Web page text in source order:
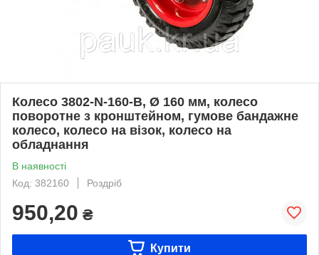
Колесо 3802-N-160-B, Ø 160 мм, колесо
поворотне з кронштейном, гумове бандажне
колесо, колесо на візок, колесо на
обладнання
В наявності
Код: 382160
Роздріб
950,20 ₴
Купити